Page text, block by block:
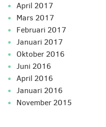
april 2017
mars 2017
februari 2017
januari 2017
oktober 2016
juni 2016
april 2016
januari 2016
november 2015